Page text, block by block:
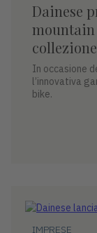
Dainese
mountain
In occasione
l’innovativa
bike.
IMPRESE